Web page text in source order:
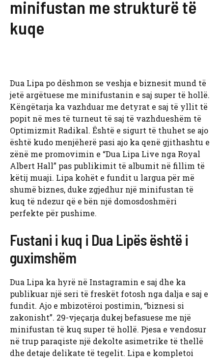
minifustan me strukturë të
kuqe
Dua Lipa po dëshmon se veshja e biznesit mund të
jetë argëtuese me minifustanin e saj super të hollë.
Këngëtarja ka vazhduar me detyrat e saj të yllit të
popit në mes të turneut të saj të vazhdueshëm të
Optimizmit Radikal. Është e sigurt të thuhet se ajo
është kudo menjëherë pasi ajo ka qenë gjithashtu e
zënë me promovimin e “Dua Lipa Live nga Royal
Albert Hall” pas publikimit të albumit në fillim të
këtij muaji. Lipa kohët e fundit u largua për më
shumë biznes, duke zgjedhur një minifustan të
kuq të ndezur që e bën një domosdoshmëri
perfekte për pushime.
Fustani i kuq i Dua Lipës është i
guximshëm
Dua Lipa ka hyrë në Instagramin e saj dhe ka
publikuar një seri të freskët fotosh nga dalja e saj e
fundit. Ajo e mbizotëroi postimin, “biznesi si
zakonisht”. 29-vjeçarja dukej befasuese me një
minifustan të kuq super të hollë. Pjesa e vendosur
në trup paraqiste një dekolte asimetrike të thellë
dhe detaje delikate të tegelit. Lipa e kompletoi